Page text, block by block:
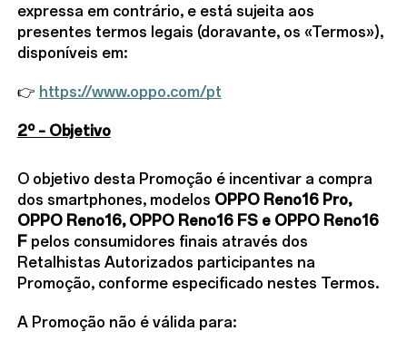
expressa em contrário, e está sujeita aos
presentes termos legais (doravante, os «Termos»),
disponíveis em:
👉 https://www.oppo.com/pt
2º – Objetivo
O objetivo desta Promoção é incentivar a compra
dos smartphones, modelos OPPO Reno16 Pro,
OPPO Reno16, OPPO Reno16 FS e OPPO Reno16
Fpelos consumidores finais através dos
Retalhistas Autorizados participantes na
Promoção, conforme especificado nestes Termos.
A Promoção não é válida para: